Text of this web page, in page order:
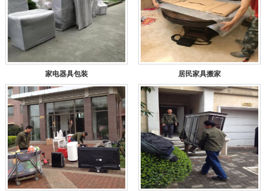
家电器具包装 居民家具搬家